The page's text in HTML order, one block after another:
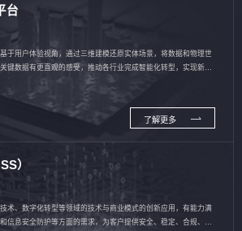
台
于用户体验视角，通过三维建模还原实体场景，将数据和物理世
键数据有更直观的感受，推动各行业完成智能化转型，实现新旧
了解更多
）
术、数字化转型等领域的技术与商业模式的创新应用，有能力满
信息安全防护等方面的需求，为客户提供安全、稳定、合规、持